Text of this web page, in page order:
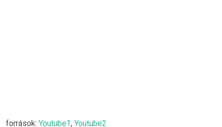
források: Youtube1, Youtube2